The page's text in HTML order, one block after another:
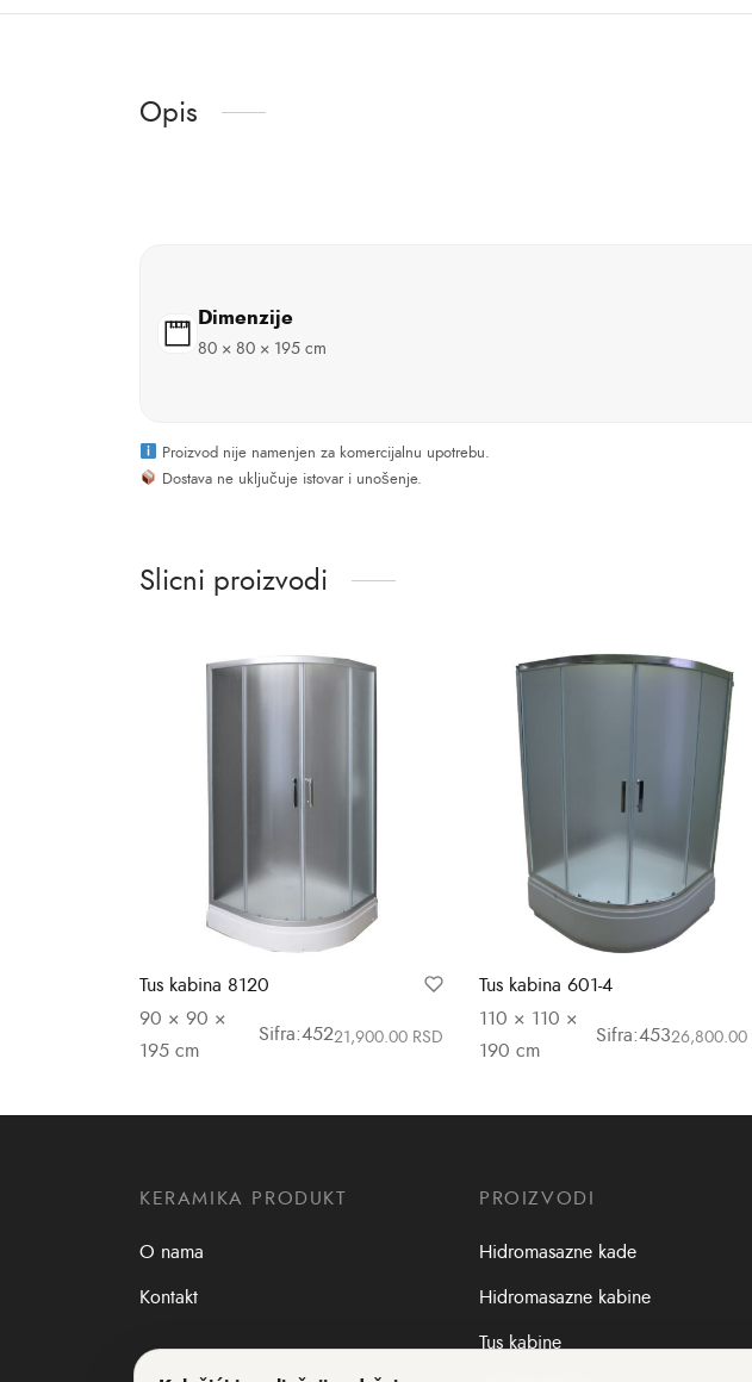
Opis
Dimenzije
80 × 80 × 195 cm
Proizvod nije namenjen za komercijalnu upotrebu.
Dostava ne uključuje istovar i unošenje.
Slicni proizvodi
Tus kabina 8120
90 × 90 ×
195 cm
Sifra:45221,900.00 RSD
Tus kabina 601-4
110 × 110 ×
190 cm
Sifra:45326,800.00
KERAMIKA PRODUKT
O nama
Kontakt
PROIZVODI
Hidromasazne kade
Hidromasazne kabine
Tus kabine